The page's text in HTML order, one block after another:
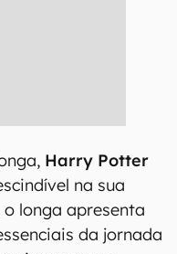
Harry Potter
na sua
longa apresenta
da jornada